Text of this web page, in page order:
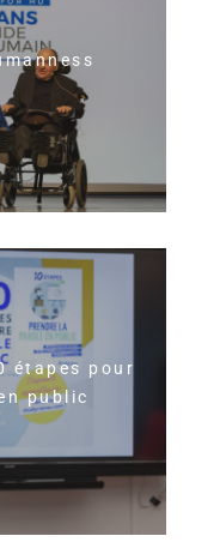
étapes pour
public